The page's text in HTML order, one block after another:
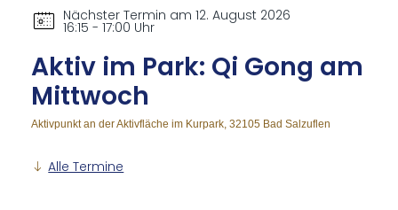
Nächster Termin am 12. August 2026
16:15 - 17:00 Uhr
Ak­tiv im Park: Qi Gong am
Mitt­woch
Aktivpunkt an der Aktivfläche im Kurpark, 32105 Bad Salzuflen
Alle Termine